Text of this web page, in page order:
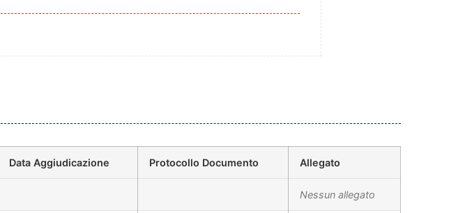
Data Aggiudicazione Protocollo Documento Allegato
Nessun allegato